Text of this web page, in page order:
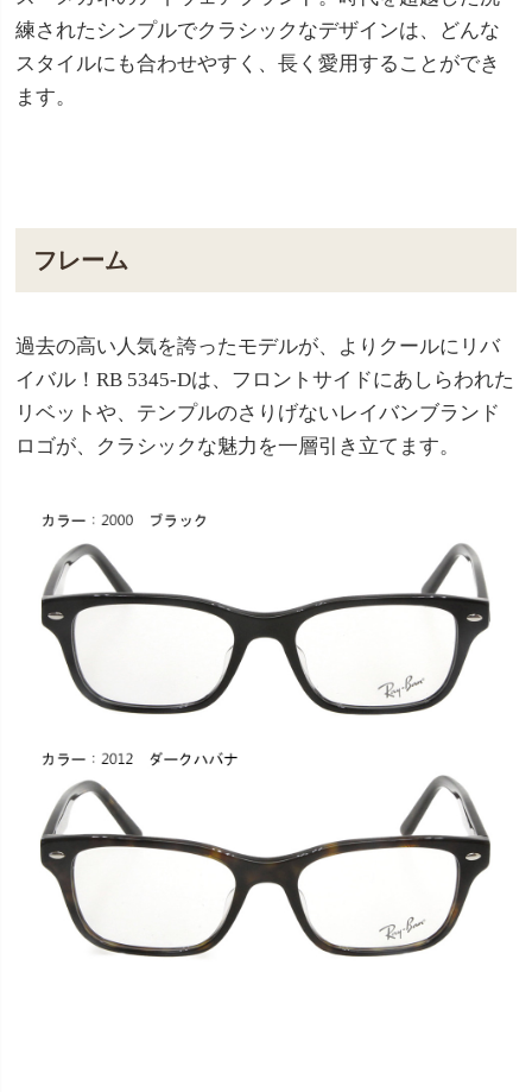
練されたシンプルでクラシックなデザインは、どんな
スタイルにも合わせやすく、長く愛用することができ
ます。
フレーム
過去の高い人気を誇ったモデルが、よりクールにリバ
イバル！RB 5345-Dは、フロントサイドにあしらわれた
リベットや、テンプルのさりげないレイバンブランド
ロゴが、クラシックな魅力を一層引き立てます。